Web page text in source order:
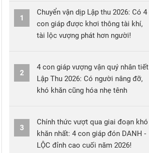
1
Chuyển vận dịp Lập thu 2026: Có 4
con giáp được khơi thông tài khí,
tài lộc vượng phát hơn người!
2
4 con giáp vượng vận quý nhân tiết
Lập Thu 2026: Có người nâng đỡ,
khó khăn cũng hóa nhẹ tênh
3
Chính thức vượt qua giai đoạn khó
khăn nhất: 4 con giáp đón DANH -
LỘC đỉnh cao cuối năm 2026!